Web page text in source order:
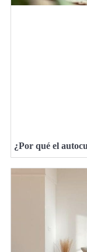
¿Por qué el